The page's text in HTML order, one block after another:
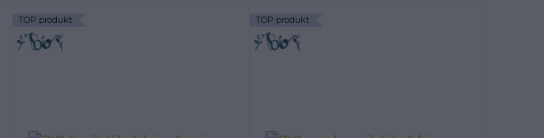
TOP produkt TOP produkt